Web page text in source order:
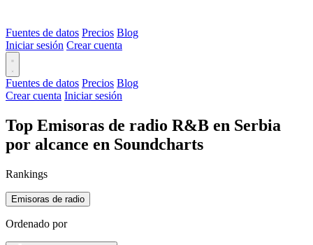
Fuentes de datos Precios Blog
Iniciar sesión Crear cuenta
Fuentes de datos Precios Blog
Crear cuenta Iniciar sesión
Top Emisoras de radio R&B en Serbia
por alcance en Soundcharts
Rankings
Emisoras de radio
Ordenado por